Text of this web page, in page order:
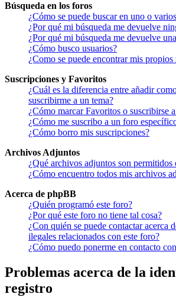
Búsqueda en los foros
¿Cómo se puede buscar en uno o
¿Por qué mi búsqueda me devuelve
¿Por qué mi búsqueda me devuelve
¿Cómo busco usuarios?
¿Como se puede encontrar mis propios
Suscripciones y Favoritos
¿Cuál es la diferencia entre añadir
suscribirme a un tema?
¿Cómo marcar Favoritos o suscribirse
¿Cómo me suscribo a un foro
¿Cómo borro mis suscripciones?
Archivos Adjuntos
¿Qué archivos adjuntos son permitidos
¿Cómo encuentro todos mis archivos
Acerca de phpBB
¿Quién programó este foro?
¿Por qué este foro no tiene tal cosa?
¿Con quién se puede contactar acerca
ilegales relacionados con este foro?
¿Cómo puedo ponerme en contacto
Problemas acerca de la
registro